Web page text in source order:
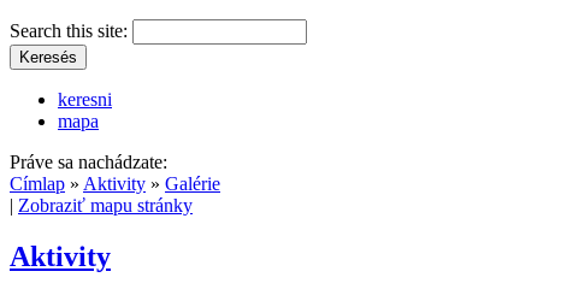
Search this site:
keresni
mapa
Práve sa nachádzate:
Címlap » Aktivity » Galérie
| Zobraziť mapu stránky
Aktivity